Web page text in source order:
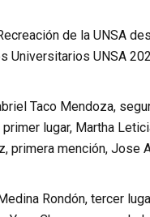
de la UNSA
Universitarios UNSA
Taco Mendoza,
lugar, Martha
primera mención, Jose
Rondón, tercer